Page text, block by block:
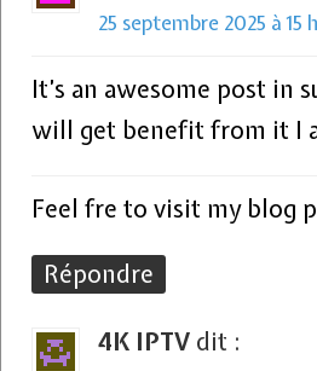
25 septembre 2025 à 15
It’s an awesome post in
will get benefit from it I
Feel fre to visit my blog
Répondre
4K IPTV dit :